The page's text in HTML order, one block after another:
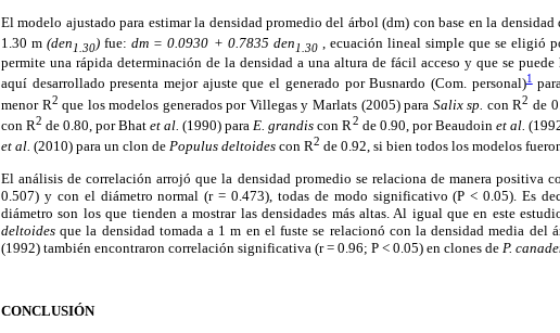
El modelo ajustado para estimar la densidad promedio del árbol (dm) con base en la
1.30 m(den1.30) fue:dm = 0.0930 + 0.7835 den1.30, ecuación lineal simple que se eligió
permite una rápida determinación de la densidad a una altura de fácil acceso y que se
aquí desarrollado presenta mejor ajuste que el generado por Busnardo (Com. personal)1
menor R2 que los modelos generados por Villegas y Marlats (2005) para Salix sp. con R2 de
con R2 de 0.80, por Bhatet al. (1990) paraE. grandis con R2 de 0.90, por Beaudoin et al.
et al. (2010) para un clon de Populus deltoides con R2 de 0.92, si bien todos los modelos
El análisis de correlación arrojó que la densidad promedio se relaciona de manera positiva
0.507) y con el diámetro normal (r = 0.473), todas de modo significativo (P < 0.05). Es
diámetro son los que tienden a mostrar las densidades más altas. Al igual que en este
deltoides que la densidad tomada a 1 m en el fuste se relacionó con la densidad media del
(1992) también encontraron correlación significativa (r = 0.96; P < 0.05) en clones de P.
CONCLUSIÓN